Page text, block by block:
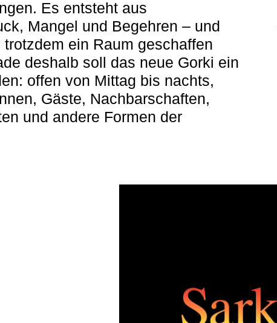
Es entsteht aus
Mangel und Begehren – und
ein Raum geschaffen
deshalb soll das neue Gorki ein
offen von Mittag bis nachts,
Gäste, Nachbarschaften,
und andere Formen der